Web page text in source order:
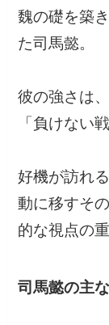
魏の礎を築
た司馬懿。
彼の強さは
「負けない
好機が訪れ
動に移すそ
的な視点の
司馬懿の主